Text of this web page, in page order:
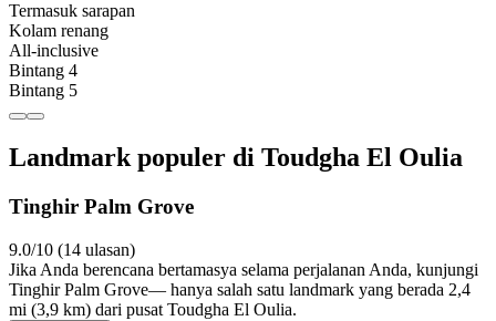
Termasuk sarapan
Kolam renang
All-inclusive
Bintang 4
Bintang 5
Landmark populer di Toudgha El Oulia
Tinghir Palm Grove
9.0/10 (14 ulasan)
Jika Anda berencana bertamasya selama perjalanan Anda, kunjungi
Tinghir Palm Grove— hanya salah satu landmark yang berada 2,4
mi (3,9 km) dari pusat Toudgha El Oulia.